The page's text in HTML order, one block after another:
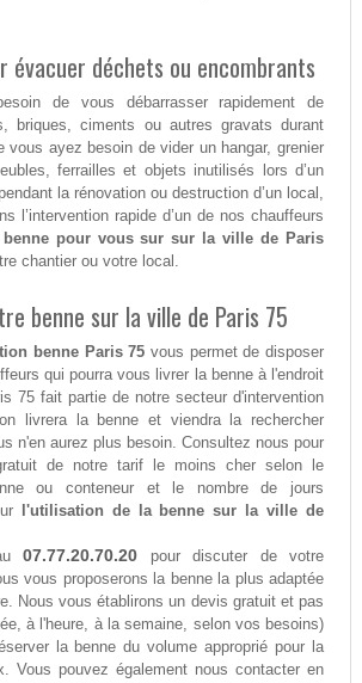
évacuer déchets ou encombrants
de vous débarrasser rapidement de
briques, ciments ou autres gravats durant
vous ayez besoin de vider un hangar, grenier
ferrailles et objets inutilisés lors d’un
la rénovation ou destruction d’un local,
l’intervention rapide d’un de nos chauffeurs
benne pour vous sur sur la ville de Paris
chantier ou votre local.
benne sur la ville de Paris 75
benne Paris 75 vous permet de disposer
qui pourra vous livrer la benne à l'endroit
75 fait partie de notre secteur d'intervention
livrera la benne et viendra la rechercher
n'en aurez plus besoin. Consultez nous pour
de notre tarif le moins cher selon le
ou conteneur et le nombre de jours
l'utilisation de la benne sur la ville de
07.77.20.70.20 pour discuter de votre
vous proposerons la benne la plus adaptée
Nous vous établirons un devis gratuit et pas
à l'heure, à la semaine, selon vos besoins)
la benne du volume approprié pour la
Vous pouvez également nous contacter en